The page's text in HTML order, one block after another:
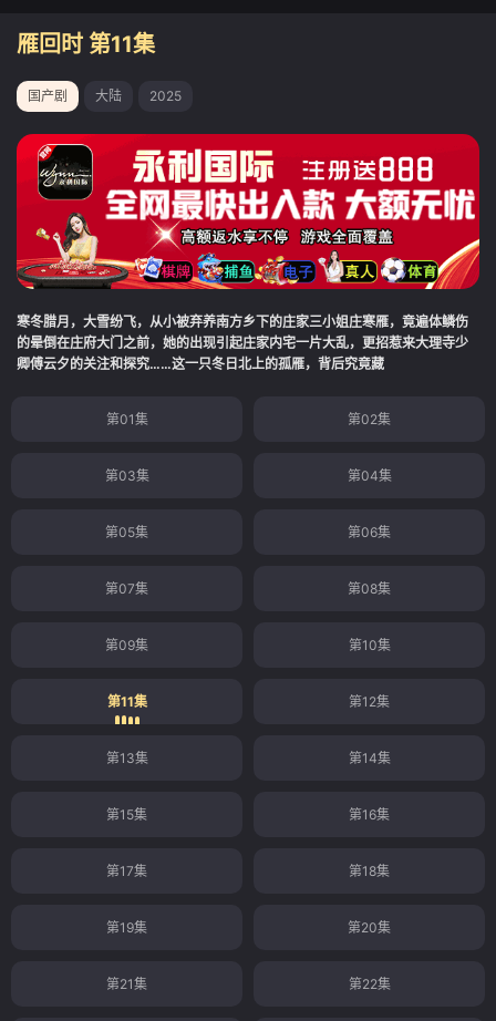
雁回时 第11集
国产剧 大陆 2025
寒冬腊月，大雪纷飞，从小被弃养南方乡下的庄家三小姐庄寒雁，竟遍体鳞伤
的晕倒在庄府大门之前，她的出现引起庄家内宅一片大乱，更招惹来大理寺少
卿傅云夕的关注和探究……这一只冬日北上的孤雁，背后究竟藏
第01集 第02集
第03集 第04集
第05集 第06集
第07集 第08集
第09集 第10集
第11集 第12集
第13集 第14集
第15集 第16集
第17集 第18集
第19集 第20集
第21集 第22集